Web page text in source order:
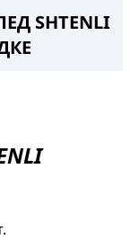
SHTENLI